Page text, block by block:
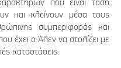
και κλείνουν μέσα τους
συμπεριφοράς και
έχει ο Άλεν να στολίζει με
καταστάσεις.